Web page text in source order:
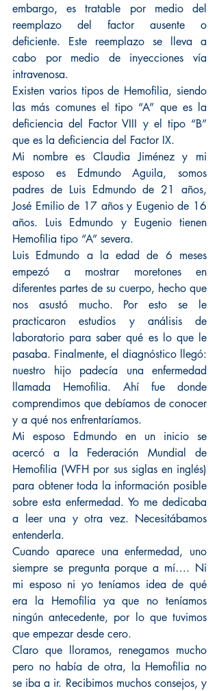
embargo, es tratable por medio del
reemplazo del factor ausente o
deficiente. Este reemplazo se lleva a
cabo por medio de inyecciones vía
intravenosa.
Existen varios tipos de Hemofilia, siendo
las más comunes el tipo “A” que es la
deficiencia del Factor VIII y el tipo “B”
que es la deficiencia del Factor IX.
Mi nombre es Claudia Jiménez y mi
esposo es Edmundo Aguila, somos
padres de Luis Edmundo de 21 años,
José Emilio de 17 años y Eugenio de 16
años. Luis Edmundo y Eugenio tienen
Hemofilia tipo “A” severa.
Luis Edmundo a la edad de 6 meses
empezó a mostrar moretones en
diferentes partes de su cuerpo, hecho que
nos asustó mucho. Por esto se le
practicaron estudios y análisis de
laboratorio para saber qué es lo que le
pasaba. Finalmente, el diagnóstico llegó:
nuestro hijo padecía una enfermedad
llamada Hemofilia. Ahí fue donde
comprendimos que debíamos de conocer
y a qué nos enfrentaríamos.
Mi esposo Edmundo en un inicio se
acercó a la Federación Mundial de
Hemofilia (WFH por sus siglas en inglés)
para obtener toda la información posible
sobre esta enfermedad. Yo me dedicaba
a leer una y otra vez. Necesitábamos
entenderla.
Cuando aparece una enfermedad, uno
siempre se pregunta porque a mí…. Ni
mi esposo ni yo teníamos idea de qué
era la Hemofilia ya que no teníamos
ningún antecedente, por lo que tuvimos
que empezar desde cero.
Claro que lloramos, renegamos mucho
pero no había de otra, la Hemofilia no
se iba a ir. Recibimos muchos consejos, y